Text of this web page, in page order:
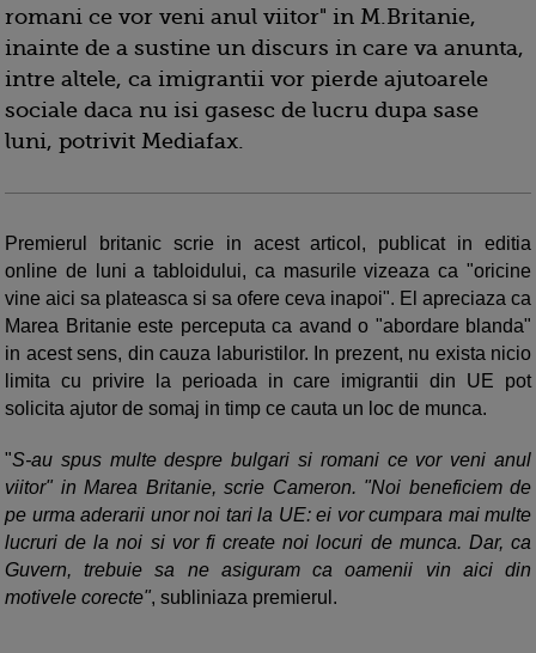
romani ce vor veni anul viitor" in M.Britanie,
inainte de a sustine un discurs in care va anunta,
intre altele, ca imigrantii vor pierde ajutoarele
sociale daca nu isi gasesc de lucru dupa sase
luni, potrivit Mediafax.
Premierul britanic scrie in acest articol, publicat in editia
online de luni a tabloidului, ca masurile vizeaza ca "oricine
vine aici sa plateasca si sa ofere ceva inapoi". El apreciaza ca
Marea Britanie este perceputa ca avand o "abordare blanda"
in acest sens, din cauza laburistilor. In prezent, nu exista nicio
limita cu privire la perioada in care imigrantii din UE pot
solicita ajutor de somaj in timp ce cauta un loc de munca.
"S-au spus multe despre bulgari si romani ce vor veni anul
viitor" in Marea Britanie, scrie Cameron. "Noi beneficiem de
pe urma aderarii unor noi tari la UE: ei vor cumpara mai multe
lucruri de la noi si vor fi create noi locuri de munca. Dar, ca
Guvern, trebuie sa ne asiguram ca oamenii vin aici din
motivele corecte", subliniaza premierul.